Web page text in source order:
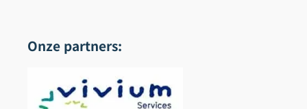
Onze partners: